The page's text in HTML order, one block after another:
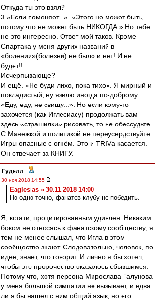
Откуда ты это взял?
3.»Если поменяет...». «Этого не может быть,
потому что не может быть НИКОГДА.» Но тебе
не это интересно. Ответ мой таков. Кроме
Спартака у меня других названий в
«болении»(болезни) не было и нет! И не
будет!!
Исчерпывающе?
И ещё. «Не буди лихо, пока тихо». Я мирный и
покладистый, ну язвлю иногда по-доброму.
«Еду, еду, не свищу...». Но если кому-то
захочется (как Иглесиасу) продолжать вам
здесь «страшилки» рисовать, то не обессудьте.
С Манежкой и политикой не переусердствуйте.
Игры опасные с огнём. Это и TRIVа касается.
Он отвечает за КНИГУ.
Гуделл -
30 ноя 2018 14:55
Eaglesias » 30.11.2018 14:00
Но одно точно, фанатов клубу не победить.
Я, кстати, процитированным удивлен. Никаким
боком не относясь к фанатскому сообществу, я
тем не менее слышал, что Игла в этом
сообществе знают. Следовательно, человек, по
идее, знает, что говорит. И лично я бы хотел,
чтобы это пророчество оказалось сбывшимся.
Потому что, хотя персона Мирослава Галунова
у меня большой симпатии не вызывает, и едва
ли я бы нашел с ним общий язык, но его